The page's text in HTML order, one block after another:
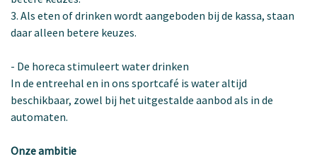
3. Als eten of drinken wordt aangeboden bij de kassa, staan
daar alleen betere keuzes.
- De horeca stimuleert water drinken
In de entreehal en in ons sportcafé is water altijd
beschikbaar, zowel bij het uitgestalde aanbod als in de
automaten.
Onze ambitie